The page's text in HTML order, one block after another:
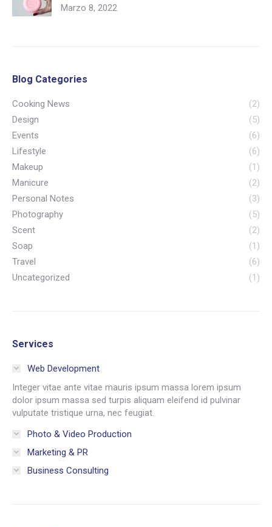
Marzo 8, 2022
Blog Categories
Cooking News
(2)
Design
(5)
Events
(6)
Lifestyle
(6)
Makeup
(1)
Manicure
(2)
Personal Notes
(3)
Photography
(5)
Scent
(2)
Soap
(1)
Travel
(6)
Uncategorized
(1)
Services
Web Development
Integer vitae ante vitae mauris ipsum massa lorem ipsum
dolor ipsum massa sed turpis aliquam eleifend id pulvinar
vulputate tristique urna, nec feugiat.
Photo & Video Production
Marketing & PR
Business Consulting